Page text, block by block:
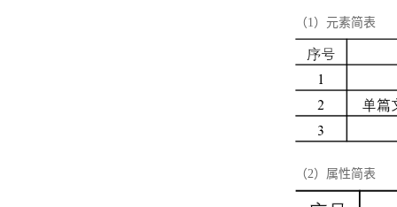
（1）元素简表
（2）属性简表